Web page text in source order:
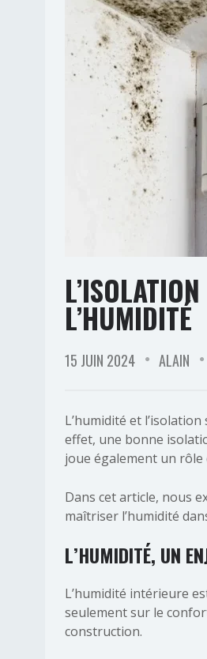
L’HUMIDITÉ
15 JUIN 2024 ALAIN
L’humidité et
effet, une bonne
joue également un rôle
Dans cet article, nous
maîtriser l’humidité
L’HUMIDITÉ, UN
L’humidité intérieure
seulement sur le
construction.